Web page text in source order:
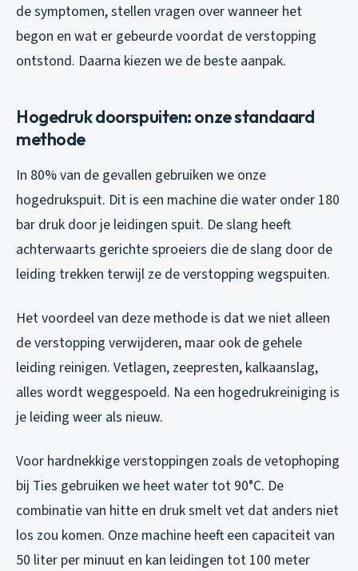
de symptomen, stellen vragen over wanneer het
begon en wat er gebeurde voordat de verstopping
ontstond. Daarna kiezen we de beste aanpak.
Hogedruk doorspuiten: onze standaard
methode
In 80% van de gevallen gebruiken we onze
hogedrukspuit. Dit is een machine die water onder 180
bar druk door je leidingen spuit. De slang heeft
achterwaarts gerichte sproeiers die de slang door de
leiding trekken terwijl ze de verstopping wegspuiten.
Het voordeel van deze methode is dat we niet alleen
de verstopping verwijderen, maar ook de gehele
leiding reinigen. Vetlagen, zeepresten, kalkaanslag,
alles wordt weggespoeld. Na een hogedrukreiniging is
je leiding weer als nieuw.
Voor hardnekkige verstoppingen zoals de vetophoping
bij Ties gebruiken we heet water tot 90°C. De
combinatie van hitte en druk smelt vet dat anders niet
los zou komen. Onze machine heeft een capaciteit van
50 liter per minuut en kan leidingen tot 100 meter